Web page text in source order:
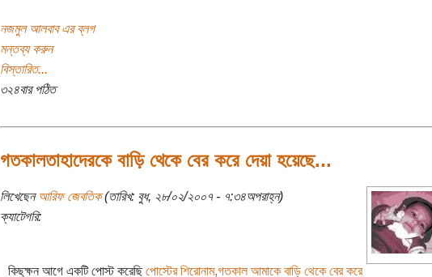
নজমুল আলবাব এর ব্লগ
মন্তব্য করুন
বিস্তারিত...
৩২৪বার পঠিত
গতকালতাহাদেরকে বাড়ি থেকে বের করে দেয়া হয়েছে...
লিখেছেনআরিফ জেবতিক(তারিখ: বুধ, ২৮/০২/২০০৭ - ৭:৩৪অপরাহ্ন)
ক্যাটেগরি:
কিছুক্ষন আগে একটি পোস্ট করেছিপোস্টের শিরোনাম,গতকাল আমাকে বাড়ি থেকে বের করে